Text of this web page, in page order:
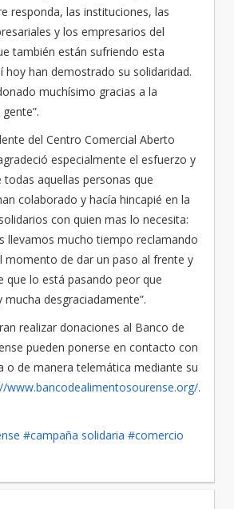
responda, las instituciones, las
y los empresarios del
también están sufriendo esta
hoy han demostrado su solidaridad.
muchísimo gracias a la
del Centro Comercial Aberto
especialmente el esfuerzo y
aquellas personas que
colaborado y hacía hincapié en la
con quien mas lo necesita:
llevamos mucho tiempo reclamando
momento de dar un paso al frente y
que lo está pasando peor que
desgraciadamente”.
realizar donaciones al Banco de
pueden ponerse en contacto con
o de manera telemática mediante su
www.bancodealimentosourense.org/.
#campaña solidaria #comercio